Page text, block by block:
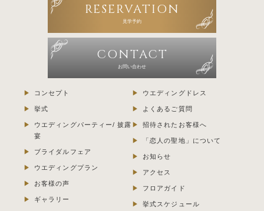
RESERVATION
見学予約
CONTACT
お問い合わせ
コンセプト
挙式
ウエディングパーティー/ 披露
宴
ブライダルフェア
ウエディングプラン
お客様の声
ギャラリー
ウエディングドレス
よくあるご質問
招待されたお客様へ
「恋人の聖地」について
お知らせ
アクセス
フロアガイド
挙式スケジュール